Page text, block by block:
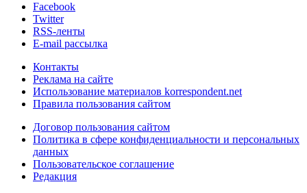
Facebook
Twitter
RSS-ленты
E-mail рассылка
Контакты
Реклама на сайте
Использование материалов korrespondent.net
Правила пользования сайтом
Договор пользования сайтом
Политика в сфере конфиденциальности и персональных
данных
Пользовательское соглашение
Редакция